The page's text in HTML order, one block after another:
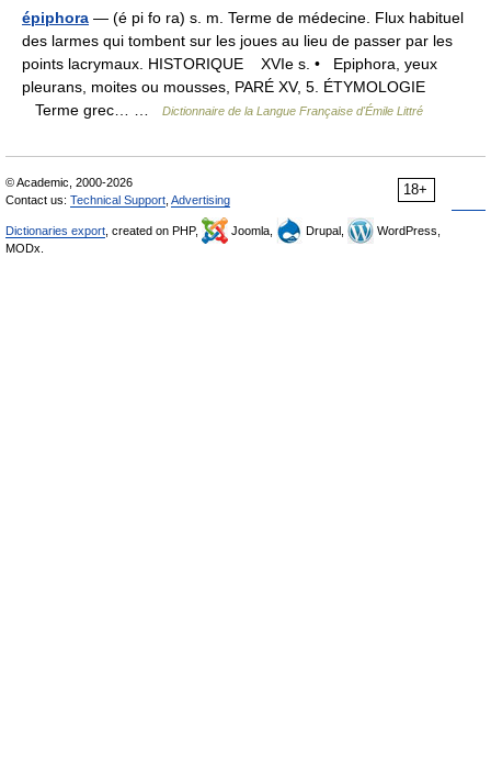
épiphora — (é pi fo ra) s. m. Terme de médecine. Flux habituel
des larmes qui tombent sur les joues au lieu de passer par les
points lacrymaux. HISTORIQUE XVIe s. • Epiphora, yeux
pleurans, moites ou mousses, PARÉ XV, 5. ÉTYMOLOGIE
Terme grec… …
Dictionnaire de la Langue Française d'Émile Littré
18+
© Academic, 2000-2026
Contact us: Technical Support Advertising
Dictionaries export , created on PHP, Joomla, Drupal,
WordPress,
MODx.